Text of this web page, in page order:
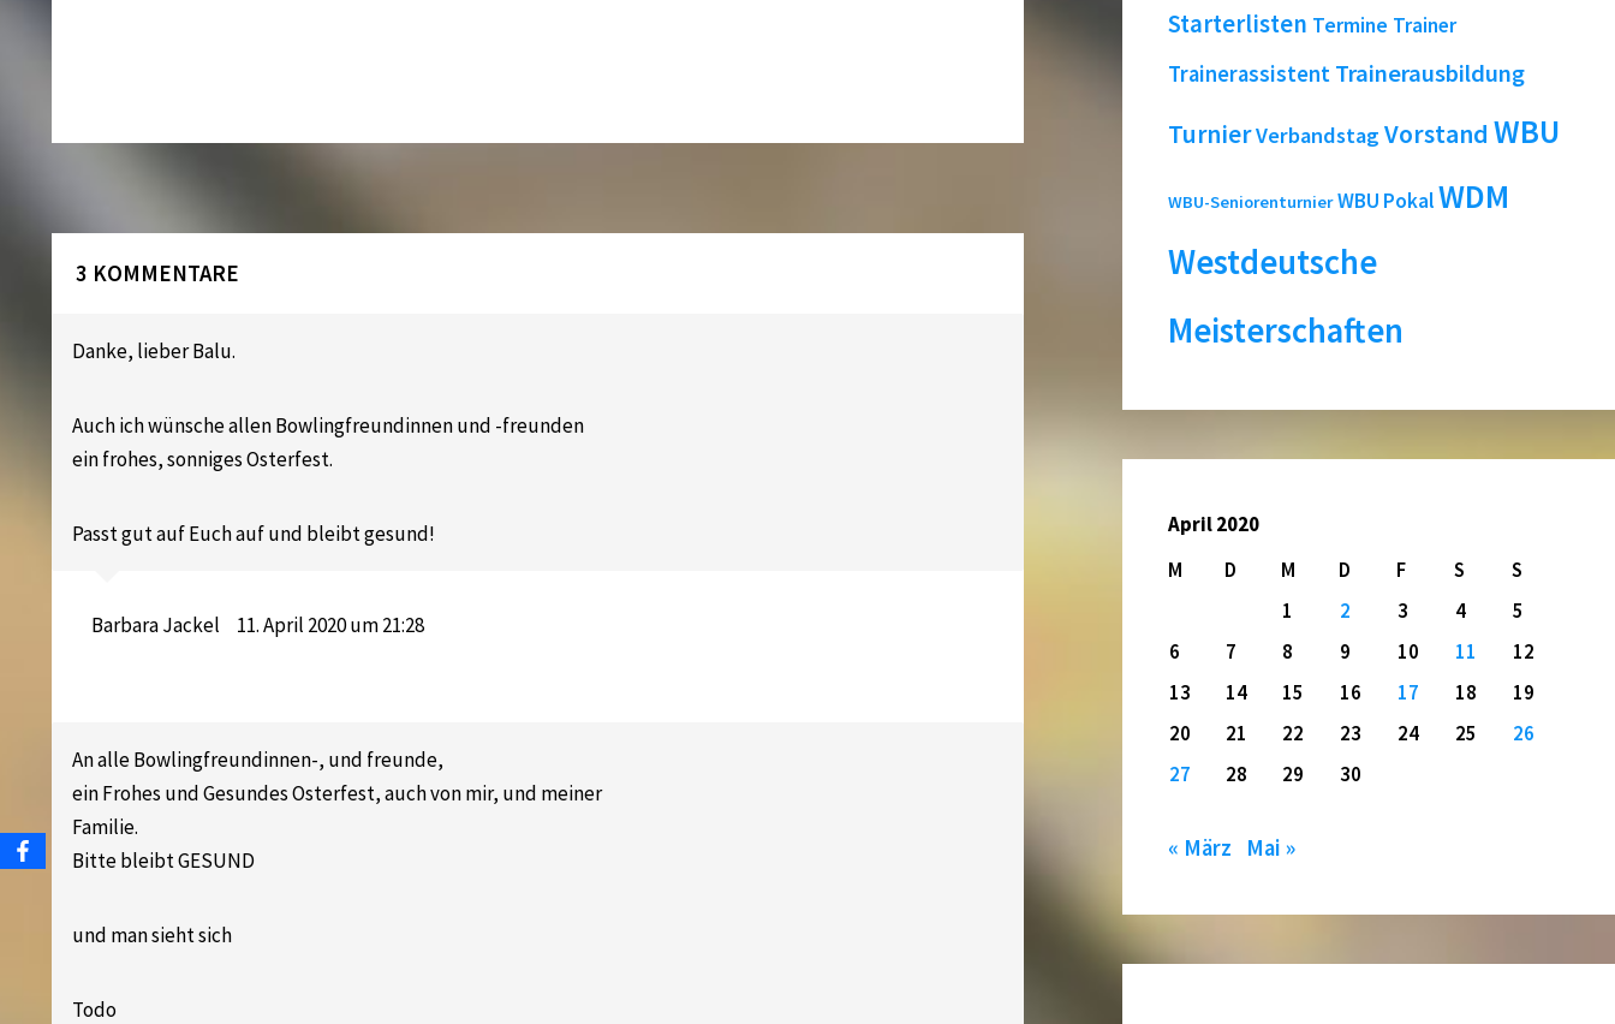
3 KOMMENTARE
Danke, lieber Balu.
Auch ich wünsche allen Bowlingfreundinnen und -freunden
ein frohes, sonniges Osterfest.
Passt gut auf Euch auf und bleibt gesund!
Barbara Jackel 11. April 2020 um 21:28
An alle Bowlingfreundinnen-, und freunde,
ein Frohes und Gesundes Osterfest, auch von mir, und meiner
Familie.
Bitte bleibt GESUND
und man sieht sich
Todo
Starterlisten Termine Trainer
Trainerassistent Trainerausbildung
TurnierVerbandstag Vorstand WBU
WBU-Seniorenturnier WBU PokalWDM
Westdeutsche
Meisterschaften
April 2020
M
D M D F S
S
1
2 3 4
5
6
7 8 9 10 11
12
13
14 15 16 17 18
19
20
21 22 23 24 25
26
27
28 29 30
« März Mai »